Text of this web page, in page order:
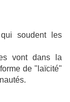
soudent les
vont dans la
de "laïcité"